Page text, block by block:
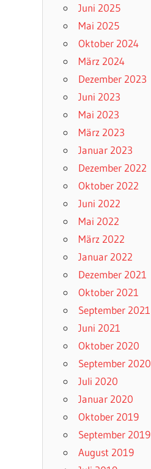
Juni 2025
Mai 2025
Oktober 2024
März 2024
Dezember 2023
Juni 2023
Mai 2023
März 2023
Januar 2023
Dezember 2022
Oktober 2022
Juni 2022
Mai 2022
März 2022
Januar 2022
Dezember 2021
Oktober 2021
September 2021
Juni 2021
Oktober 2020
September 2020
Juli 2020
Januar 2020
Oktober 2019
September 2019
August 2019